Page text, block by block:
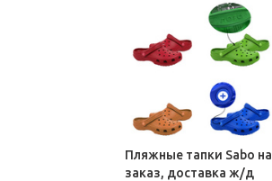
Пляжные тапки Sabo на
заказ, доставка ж/д